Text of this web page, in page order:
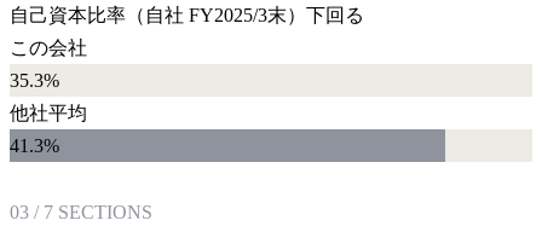
自己資本比率 （自社 FY2025/3末） 下回る
この会社
35.3%
他社平均
41.3%
03 / 7 SECTIONS